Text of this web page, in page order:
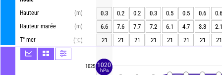
Hauteur
(m)
Hauteur marée
(m)
T° mer
(°C)
1025
0.3 0.2 0.2 0.3 0.5 0.5 0.6
0.6
6.6
7.6 7.7 7.2 6.1 4.7 3.3
2.1
21
21 21 21 21 21 21 21
1020
hPa